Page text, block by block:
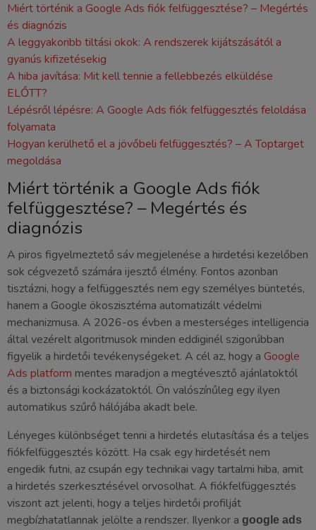
Miért történik a Google Ads fiók felfüggesztése? – Megértés
és diagnózis
A leggyakoribb tiltási okok: A rendszerek kijátszásától a
gyanús kifizetésekig
A hiba javítása: Mit kell tennie a fellebbezés elküldése
ELŐTT?
Lépésről lépésre: A Google Ads fiók felfüggesztés feloldása
folyamata
Hogyan kerülhető el a jövőbeli felfüggesztés? – A Toptarget
megoldása
Miért történik a Google Ads fiók
felfüggesztése? – Megértés és
diagnózis
A piros figyelmeztető sáv megjelenése a hirdetési kezelőben
sok cégvezető számára ijesztő élmény. Fontos azonban
tisztázni, hogy a felfüggesztés nem egy személyes büntetés,
hanem a Google ökoszisztéma automatizált védelmi
mechanizmusa. A 2026-os évben a mesterséges intelligencia
által vezérelt algoritmusok minden eddiginél szigorúbban
figyelik a hirdetői tevékenységeket. A cél az, hogy a Google
Ads platform mentes maradjon a megtévesztő ajánlatoktól
és a biztonsági kockázatoktól. Ön valószínűleg egy ilyen
automatikus szűrő hálójába akadt bele.
Lényeges különbséget tenni a hirdetés elutasítása és a teljes
fiókfelfüggesztés között. Ha csak egy hirdetését nem
engedik futni, az csupán egy technikai vagy tartalmi hiba, amit
a hirdetés szerkesztésével orvosolhat. A fiókfelfüggesztés
viszont azt jelenti, hogy a teljes hirdetői profilját
megbízhatatlannak jelölte a rendszer. Ilyenkor a google ads